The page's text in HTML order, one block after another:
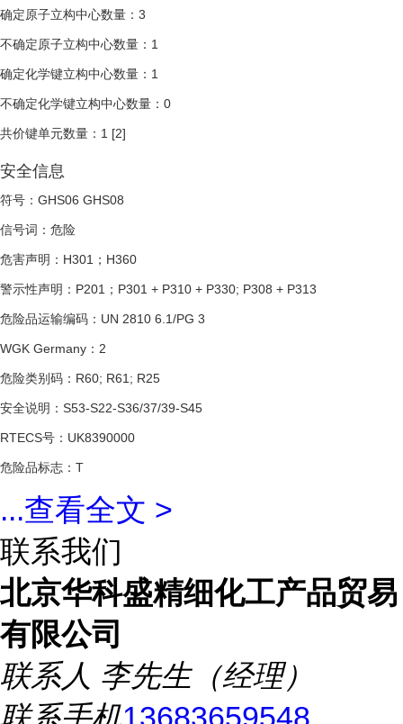
确定原子立构中心数量：3
不确定原子立构中心数量：1
确定化学键立构中心数量：1
不确定化学键立构中心数量：0
共价键单元数量：1 [2]
安全信息
符号：GHS06 GHS08
信号词：危险
危害声明：H301；H360
警示性声明：P201；P301 + P310 + P330; P308 + P313
危险品运输编码：UN 2810 6.1/PG 3
WGK Germany：2
危险类别码：R60; R61; R25
安全说明：S53-S22-S36/37/39-S45
RTECS号：UK8390000
危险品标志：T
...查看全文 >
联系我们
北京华科盛精细化工产品贸易
有限公司
联系人 李先生（经理）
联系手机13683659548